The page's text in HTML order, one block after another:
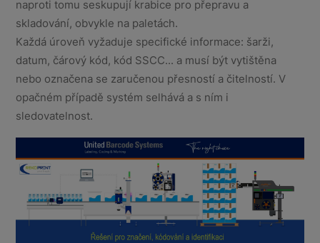
naproti tomu seskupují krabice pro přepravu a
skladování, obvykle na paletách.
Každá úroveň vyžaduje specifické informace: šarži,
datum, čárový kód, kód SSCC... a musí být vytištěna
nebo označena se zaručenou přesností a čitelností. V
opačném případě systém selhává a s ním i
sledovatelnost.